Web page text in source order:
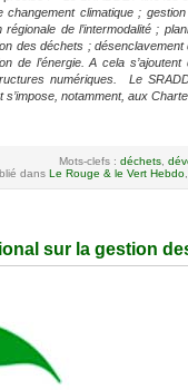
changement climatique ;
régionale de l’intermodalité ;
des déchets ;
de l’énergie. A cela
numériques. Le
notamment, aux
Mots-clefs : déchets,
dans Le Rouge & le Vert Hebdo
sur la gestion